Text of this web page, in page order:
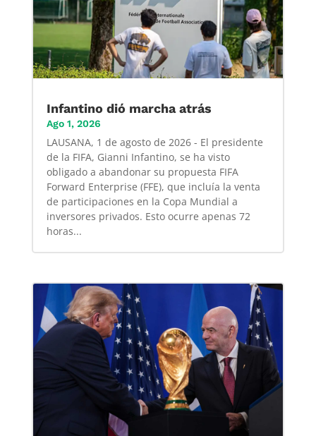
Infantino dió marcha atrás
Ago 1, 2026
LAUSANA, 1 de agosto de 2026 - El presidente
de la FIFA, Gianni Infantino, se ha visto
obligado a abandonar su propuesta FIFA
Forward Enterprise (FFE), que incluía la venta
de participaciones en la Copa Mundial a
inversores privados. Esto ocurre apenas 72
horas...